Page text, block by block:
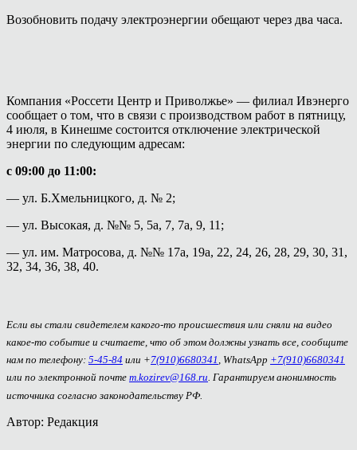
Возобновить подачу электроэнергии обещают через два часа.
Компания «Россети Центр и Приволжье» — филиал Ивэнерго
сообщает о том, что в связи с производством работ в пятницу,
4 июля, в Кинешме состоится отключение электрической
энергии по следующим адресам:
с 09:00 до 11:00:
— ул. Б.Хмельницкого, д. № 2;
— ул. Высокая, д. №№ 5, 5а, 7, 7а, 9, 11;
— ул. им. Матросова, д. №№ 17а, 19а, 22, 24, 26, 28, 29, 30, 31,
32, 34, 36, 38, 40.
Если вы стали свидетелем какого-то происшествия или сняли на видео
какое-то событие и считаете, что об этом должны узнать все, сообщите
нам по телефону: 5-45-84 или +7(910)6680341 , WhatsApp +7(910)6680341
или по электронной почте m.kozirev@168.ru. Гарантируем анонимность
источника согласно законодательству РФ.
Автор: Редакция